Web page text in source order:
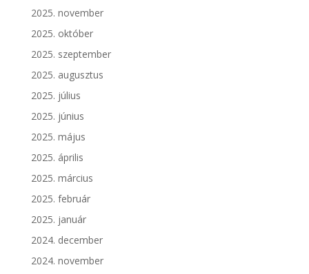
2025. november
2025. október
2025. szeptember
2025. augusztus
2025. július
2025. június
2025. május
2025. április
2025. március
2025. február
2025. január
2024. december
2024. november